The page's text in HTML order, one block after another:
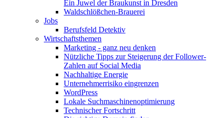
Ein Juwel der Braukunst in Dresden
Waldschlößchen-Brauerei
Jobs
Berufsfeld Detektiv
Wirtschaftsthemen
Marketing - ganz neu denken
Nützliche Tipps zur Steigerung der Follower-
Zahlen auf Social Media
Nachhaltige Energie
Unternehmerrisiko eingrenzen
WordPress
Lokale Suchmaschinenoptimierung
Technischer Fortschritt